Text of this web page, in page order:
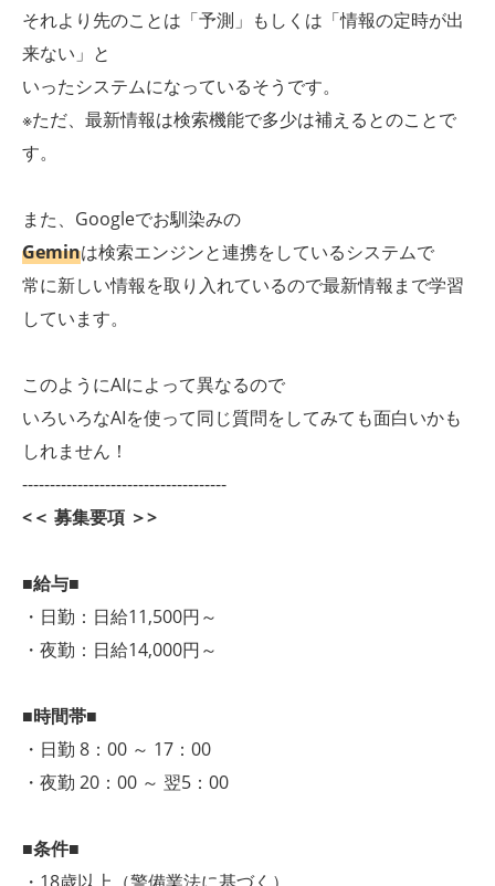
それより先のことは「予測」もしくは「情報の定時が出
来ない」と
いったシステムになっているそうです。
※ただ、最新情報は検索機能で多少は補えるとのことで
す。
また、Googleでお馴染みの
Geminは検索エンジンと連携をしているシステムで
常に新しい情報を取り入れているので最新情報まで学習
しています。
このようにAIによって異なるので
いろいろなAIを使って同じ質問をしてみても面白いかも
しれません！
-------------------------------------
<＜ 募集要項 ＞>
■給与■
・日勤：日給11,500円～
・夜勤：日給14,000円～
■時間帯■
・日勤 8：00 ～ 17：00
・夜勤 20：00 ～ 翌5：00
■条件■